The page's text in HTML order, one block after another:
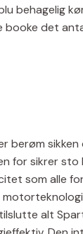
behagelig
booke det
berøm
for sikrer
som alle
alt